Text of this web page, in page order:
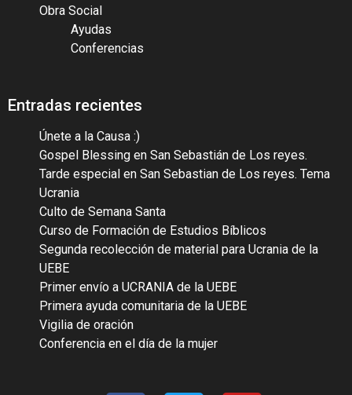
Obra Social
Ayudas
Conferencias
Entradas recientes
Únete a la Causa :)
Gospel Blessing en San Sebastián de Los reyes.
Tarde especial en San Sebastian de Los reyes. Tema
Ucrania
Culto de Semana Santa
Curso de Formación de Estudios Bíblicos
Segunda recolección de material para Ucrania de la
UEBE
Primer envío a UCRANIA de la UEBE
Primera ayuda comunitaria de la UEBE
Vigilia de oración
Conferencia en el día de la mujer